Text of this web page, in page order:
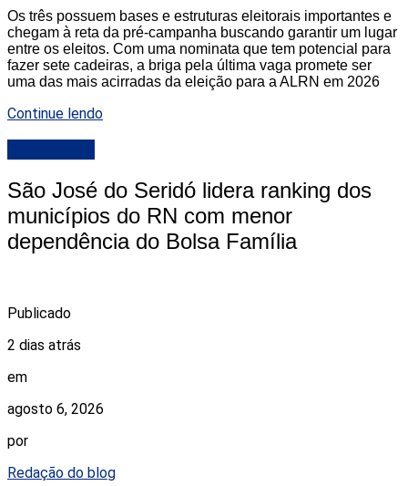
Os três possuem bases e estruturas eleitorais importantes e
chegam à reta da pré-campanha buscando garantir um lugar
entre os eleitos. Com uma nominata que tem potencial para
fazer sete cadeiras, a briga pela última vaga promete ser
uma das mais acirradas da eleição para a ALRN em 2026
Continue lendo
São José do Seridó lidera ranking dos
municípios do RN com menor
dependência do Bolsa Família
Publicado
2 dias atrás
em
agosto 6, 2026
por
Redação do blog